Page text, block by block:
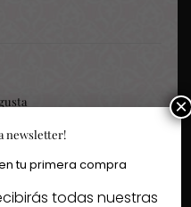
-30%
newsletter!
tu primera compra
todas nuestras
×